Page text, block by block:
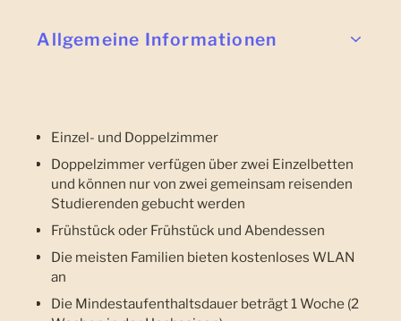
Allgemeine Informationen
Einzel- und Doppelzimmer
Doppelzimmer verfügen über zwei Einzelbetten
und können nur von zwei gemeinsam reisenden
Studierenden gebucht werden
Frühstück oder Frühstück und Abendessen
Die meisten Familien bieten kostenloses WLAN
an
Die Mindestaufenthaltsdauer beträgt 1 Woche (2